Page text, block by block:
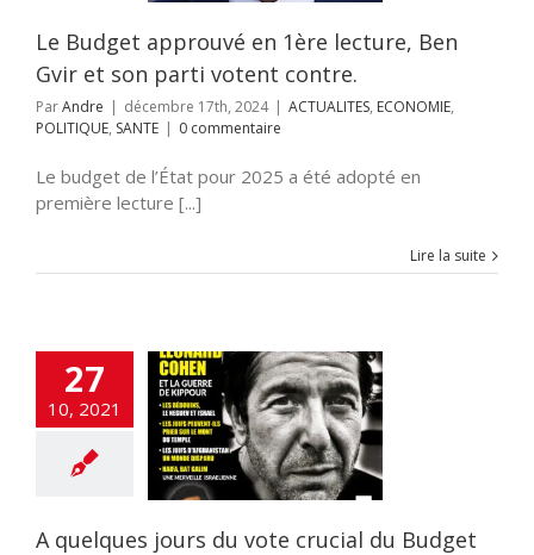
Le Budget approuvé en 1ère lecture, Ben
Gvir et son parti votent contre.
ParAndre | décembre 17th, 2024 | ACTUALITES, ECONOMIE,
POLITIQUE, SANTE | 0 commentaire
Le budget de l’État pour 2025 a été adopté en
première lecture [...]
Lire la suite
27
10, 2021
jours du
du Budget
flashinfos
A quelques jours du vote crucial du Budget